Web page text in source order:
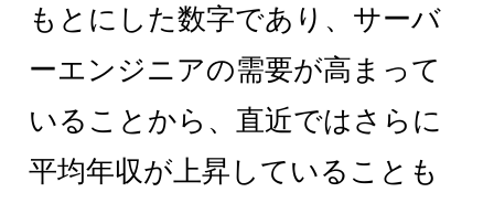
もとにした数字であり、サーバ
ーエンジニアの需要が高まって
いることから、直近ではさらに
平均年収が上昇していることも